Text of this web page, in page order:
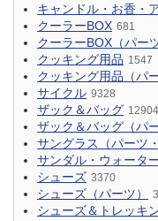
キャンドル・お香・
クーラーBOX 681
クーラーBOX（パーツ
クッキング用品 1547
クッキング用品（パー
サイクル 9328
ザック＆バッグ 12904
ザック＆バッグ（パー
サングラス（パーツ
サンダル・ウォータ
シューズ 3370
シューズ（パーツ）
シューズ＆トレッキ